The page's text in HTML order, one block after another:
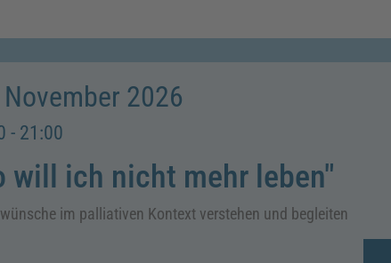
2026
- 21:00
will ich nicht mehr leben"
im palliativen Kontext verstehen und begleiten